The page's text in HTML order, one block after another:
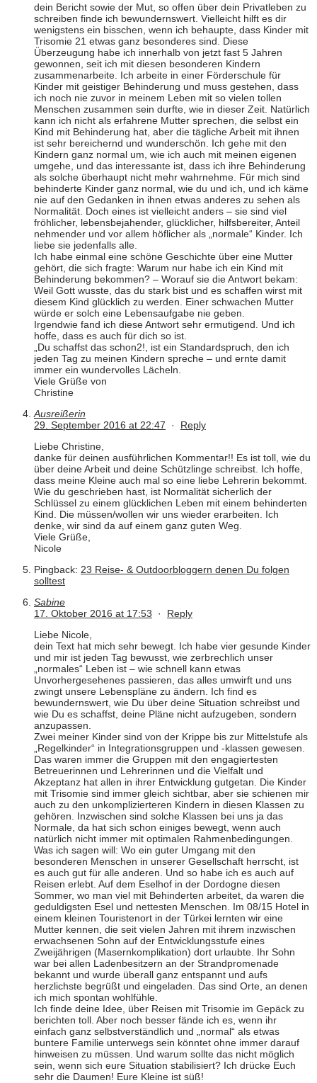
dein Bericht sowie der Mut, so offen über dein Privatleben zu
schreiben finde ich bewundernswert. Vielleicht hilft es dir
wenigstens ein bisschen, wenn ich behaupte, dass Kinder mit
Trisomie 21 etwas ganz besonderes sind. Diese
Überzeugung habe ich innerhalb von jetzt fast 5 Jahren
gewonnen, seit ich mit diesen besonderen Kindern
zusammenarbeite. Ich arbeite in einer Förderschule für
Kinder mit geistiger Behinderung und muss gestehen, dass
ich noch nie zuvor in meinem Leben mit so vielen tollen
Menschen zusammen sein durfte, wie in dieser Zeit. Natürlich
kann ich nicht als erfahrene Mutter sprechen, die selbst ein
Kind mit Behinderung hat, aber die tägliche Arbeit mit ihnen
ist sehr bereichernd und wunderschön. Ich gehe mit den
Kindern ganz normal um, wie ich auch mit meinen eigenen
umgehe, und das interessante ist, dass ich ihre Behinderung
als solche überhaupt nicht mehr wahrnehme. Für mich sind
behinderte Kinder ganz normal, wie du und ich, und ich käme
nie auf den Gedanken in ihnen etwas anderes zu sehen als
Normalität. Doch eines ist vielleicht anders – sie sind viel
fröhlicher, lebensbejahender, glücklicher, hilfsbereiter, Anteil
nehmender und vor allem höflicher als „normale“ Kinder. Ich
liebe sie jedenfalls alle.
Ich habe einmal eine schöne Geschichte über eine Mutter
gehört, die sich fragte: Warum nur habe ich ein Kind mit
Behinderung bekommen? – Worauf sie die Antwort bekam:
Weil Gott wusste, das du stark bist und es schaffen wirst mit
diesem Kind glücklich zu werden. Einer schwachen Mutter
würde er solch eine Lebensaufgabe nie geben.
Irgendwie fand ich diese Antwort sehr ermutigend. Und ich
hoffe, dass es auch für dich so ist.
„Du schaffst das schon2!, ist ein Standardspruch, den ich
jeden Tag zu meinen Kindern spreche – und ernte damit
immer ein wundervolles Lächeln.
Viele Grüße von
Christine
Ausreißerin
29. September 2016 at 22:47 · Reply
Liebe Christine,
danke für deinen ausführlichen Kommentar!! Es ist toll, wie du
über deine Arbeit und deine Schützlinge schreibst. Ich hoffe,
dass meine Kleine auch mal so eine liebe Lehrerin bekommt.
Wie du geschrieben hast, ist Normalität sicherlich der
Schlüssel zu einem glücklichen Leben mit einem behinderten
Kind. Die müssen/wollen wir uns wieder erarbeiten. Ich
denke, wir sind da auf einem ganz guten Weg.
Viele Grüße,
Nicole
Pingback: 23 Reise- & Outdoorbloggern denen Du folgen
solltest
Sabine
17. Oktober 2016 at 17:53 · Reply
Liebe Nicole,
dein Text hat mich sehr bewegt. Ich habe vier gesunde Kinder
und mir ist jeden Tag bewusst, wie zerbrechlich unser
„normales“ Leben ist – wie schnell kann etwas
Unvorhergesehenes passieren, das alles umwirft und uns
zwingt unsere Lebenspläne zu ändern. Ich find es
bewundernswert, wie Du über deine Situation schreibst und
wie Du es schaffst, deine Pläne nicht aufzugeben, sondern
anzupassen.
Zwei meiner Kinder sind von der Krippe bis zur Mittelstufe als
„Regelkinder“ in Integrationsgruppen und -klassen gewesen.
Das waren immer die Gruppen mit den engagiertesten
Betreuerinnen und Lehrerinnen und die Vielfalt und
Akzeptanz hat allen in ihrer Entwicklung gutgetan. Die Kinder
mit Trisomie sind immer gleich sichtbar, aber sie schienen mir
auch zu den unkomplizierteren Kindern in diesen Klassen zu
gehören. Inzwischen sind solche Klassen bei uns ja das
Normale, da hat sich schon einiges bewegt, wenn auch
natürlich nicht immer mit optimalen Rahmenbedingungen.
Was ich sagen will: Wo ein guter Umgang mit den
besonderen Menschen in unserer Gesellschaft herrscht, ist
es auch gut für alle anderen. Und so habe ich es auch auf
Reisen erlebt. Auf dem Eselhof in der Dordogne diesen
Sommer, wo man viel mit Behinderten arbeitet, da waren die
geduldigsten Esel und nettesten Menschen. Im 08/15 Hotel in
einem kleinen Touristenort in der Türkei lernten wir eine
Mutter kennen, die seit vielen Jahren mit ihrem inzwischen
erwachsenen Sohn auf der Entwicklungsstufe eines
Zweijährigen (Masernkomplikation) dort urlaubte. Ihr Sohn
war bei allen Ladenbesitzern an der Strandpromenade
bekannt und wurde überall ganz entspannt und aufs
herzlichste begrüßt und eingeladen. Das sind Orte, an denen
ich mich spontan wohlfühle.
Ich finde deine Idee, über Reisen mit Trisomie im Gepäck zu
berichten toll. Aber noch besser fände ich es, wenn ihr
einfach ganz selbstverständlich und „normal“ als etwas
buntere Familie unterwegs sein könntet ohne immer darauf
hinweisen zu müssen. Und warum sollte das nicht möglich
sein, wenn sich eure Situation stabilisiert? Ich drücke Euch
sehr die Daumen! Eure Kleine ist süß!